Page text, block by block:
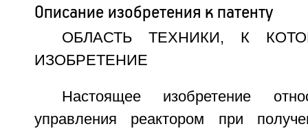
Описание изобретения к патенту
ОБЛАСТЬ ТЕХНИКИ, К
ИЗОБРЕТЕНИЕ
Настоящее изобретение
управления реактором при